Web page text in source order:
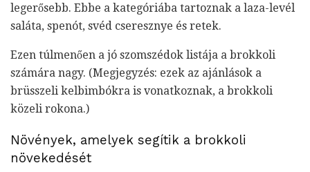
legerősebb. Ebbe a kategóriába tartoznak a laza-levél
saláta, spenót, svéd cseresznye és retek.
Ezen túlmenően a jó szomszédok listája a brokkoli
számára nagy. (Megjegyzés: ezek az ajánlások a
brüsszeli kelbimbókra is vonatkoznak, a brokkoli
közeli rokona.)
Növények, amelyek segítik a brokkoli
növekedését